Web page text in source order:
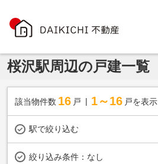
桜沢駅周辺の戸建一覧
該当物件数 16 戸 1～16 戸を表示
駅で絞り込む
絞り込み条件： なし